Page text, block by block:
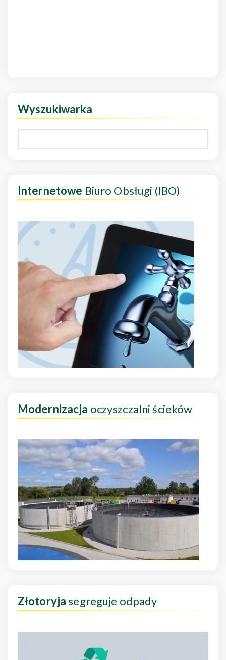
Wyszukiwarka
Internetowe Biuro Obsługi (IBO)
Modernizacja oczyszczalni ścieków
Złotoryjasegreguje odpady